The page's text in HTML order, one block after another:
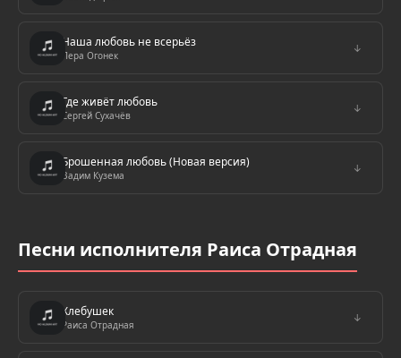
Наша любовь не всерьёз
Лера Огонек
↓
Где живёт любовь
Сергей Сухачёв
↓
Брошенная любовь (Новая версия)
Вадим Кузема
↓
Песни исполнителя Раиса Отрадная
Хлебушек
Раиса Отрадная
↓